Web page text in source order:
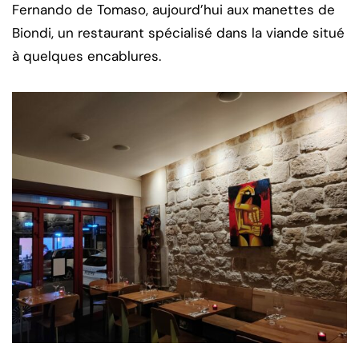
Fernando de Tomaso, aujourd’hui aux manettes de
Biondi, un restaurant spécialisé dans la viande situé
à quelques encablures.